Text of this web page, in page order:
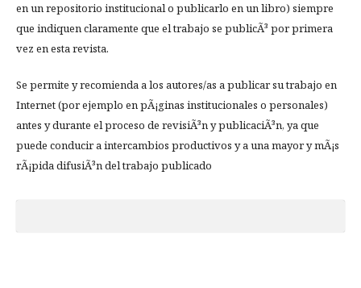
en un repositorio institucional o publicarlo en un libro) siempre
que indiquen claramente que el trabajo se publicÃ³ por primera
vez en esta revista.
Se permite y recomienda a los autores/as a publicar su trabajo en
Internet (por ejemplo en pÃ¡ginas institucionales o personales)
antes y durante el proceso de revisiÃ³n y publicaciÃ³n, ya que
puede conducir a intercambios productivos y a una mayor y mÃ¡s
rÃ¡pida difusiÃ³n del trabajo publicado